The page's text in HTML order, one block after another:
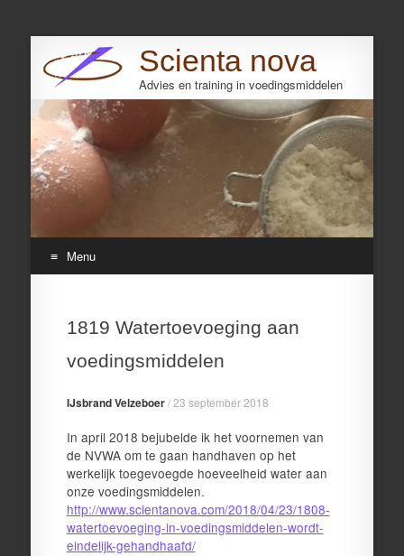
Scienta nova
Advies en training in voedingsmiddelen
Search
Menu
content1819 Watertoevoeging aan
voedingsmiddelen
IJsbrand Velzeboer/23 september 2018
In april 2018 bejubelde ik het voornemen van
de NVWA om te gaan handhaven op het
werkelijk toegevoegde hoeveelheid water aan
onze voedingsmiddelen.
http://www.scientanova.com/2018/04/23/1808-
watertoevoeging-in-voedingsmiddelen-wordt-
eindelijk-gehandhaafd/